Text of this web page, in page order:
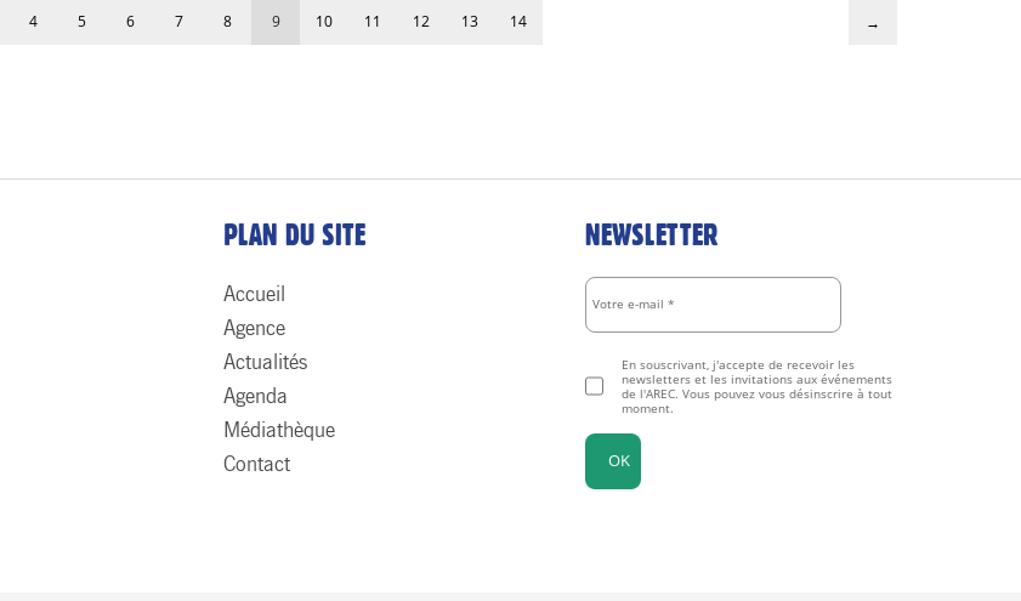
4 5 6 7 8 9 10 11 12 13 14 →
PLAN DU SITE
Accueil
Agence
Actualités
Agenda
Médiathèque
Contact
NEWSLETTER
En souscrivant, j'accepte de recevoir les
newsletters et les invitations aux événements
de l'AREC. Vous pouvez vous désinscrire à tout
moment.